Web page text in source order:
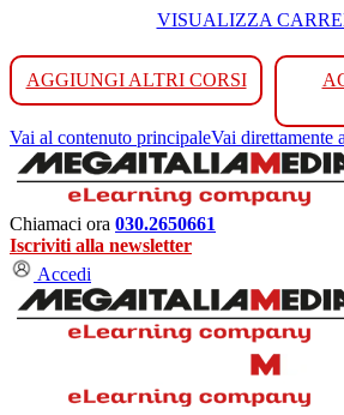
VISUALIZZA
AGGIUNGI ALTRI CORSI
Vai al contenuto principaleVai direttamente
Chiamaci ora 030.2650661
Iscriviti alla newsletter
Accedi